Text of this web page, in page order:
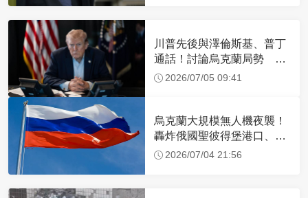
川普先後與澤倫斯基、普丁
通話！討論烏克蘭局勢 談
話內容曝光
2026/07/05 09:41
烏克蘭大規模無人機夜襲！
轟炸俄國聖彼得堡港口、石
油設施
2026/07/04 21:56